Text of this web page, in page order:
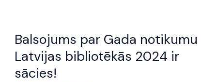
Balsojums par Gada notikumu
Latvijas bibliotēkās 2024 ir
sācies!
par
notikumu
Latvijas